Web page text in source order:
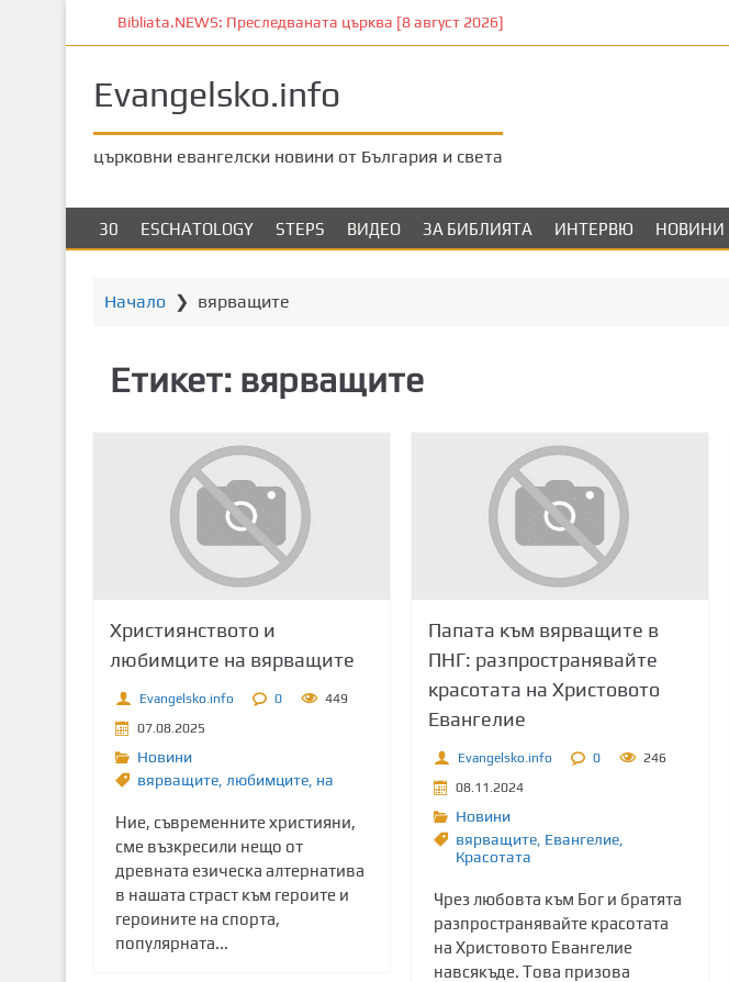
к
Bibliata.NEWS: Преследваната църква [8 август 2026]
Evangelsko.info
църковни евангелски новини от България и света
30 ESCHATOLOGY STEPS ВИДЕО ЗА БИБЛИЯТА ИНТЕРВЮ НОВИНИ
Начало ❯ вярващите
Етикет: вярващите
Християнството и
любимците на вярващите
Evangelsko.info 0
449
07.08.2025
Новини
вярващите, любимците, на
Ние, съвременните християни,
сме възкресили нещо от
древната езическа алтернатива
в нашата страст към героите и
героините на спорта,
популярната...
Папата към вярващите в
ПНГ: разпространявайте
красотата на Христовото
Евангелие
Evangelsko.info 0
246
08.11.2024
Новини
вярващите, Евангелие,
Красотата
Чрез любовта към Бог и братята
разпространявайте красотата
на Христовото Евангелие
навсякъде. Това призова